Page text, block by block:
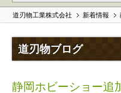
道刃物工業株式会社 新着情報
道刃物ブログ
静岡ホビーショー追